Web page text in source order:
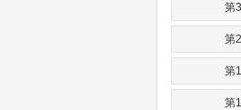
第
第
第
第